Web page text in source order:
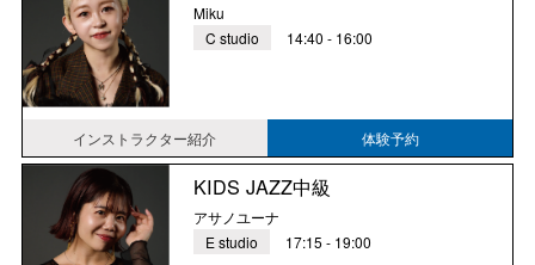
Miku
C studio
14:40 - 16:00
インストラクター紹介 体験予約
KIDS JAZZ中級
アサノユーナ
E studio
17:15 - 19:00